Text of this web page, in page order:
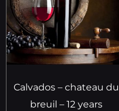
Calvados – chateau du
breuil – 12 years